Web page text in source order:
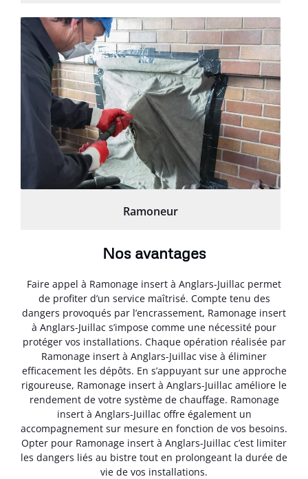
Ramoneur
Nos avantages
Faire appel à Ramonage insert à Anglars-Juillac permet
de profiter d’un service maîtrisé. Compte tenu des
dangers provoqués par l’encrassement, Ramonage insert
à Anglars-Juillac s’impose comme une nécessité pour
protéger vos installations. Chaque opération réalisée par
Ramonage insert à Anglars-Juillac vise à éliminer
efficacement les dépôts. En s’appuyant sur une approche
rigoureuse, Ramonage insert à Anglars-Juillac améliore le
rendement de votre système de chauffage. Ramonage
insert à Anglars-Juillac offre également un
accompagnement sur mesure en fonction de vos besoins.
Opter pour Ramonage insert à Anglars-Juillac c’est limiter
les dangers liés au bistre tout en prolongeant la durée de
vie de vos installations.